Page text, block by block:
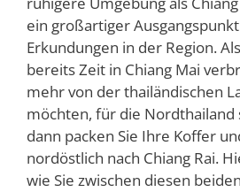
ein großartiger
Erkundungen in der Region.
bereits Zeit in Chiang Mai
mehr von der thailändischen
möchten, für die Nordthailand
dann packen Sie Ihre Koffer
nordöstlich nach Chiang Rai.
wie Sie zwischen diesen